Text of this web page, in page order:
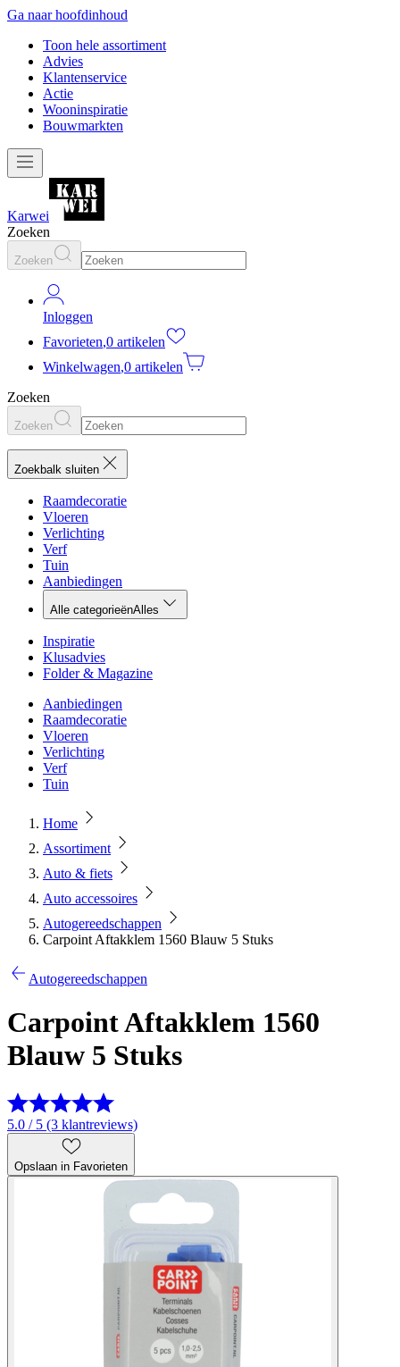
Ga naar hoofdinhoud
Toon hele assortiment
Advies
Klantenservice
Actie
Wooninspiratie
Bouwmarkten
Karwei
Zoeken
Zoeken
Inloggen
Favorieten,0 artikelen
Winkelwagen,0 artikelen
Zoeken
Zoeken
Zoekbalk sluiten
Raamdecoratie
Vloeren
Verlichting
Verf
Tuin
Aanbiedingen
Alle categorieënAlles
Inspiratie
Klusadvies
Folder & Magazine
Aanbiedingen
Raamdecoratie
Vloeren
Verlichting
Verf
Tuin
Home
Assortiment
Auto & fiets
Auto accessoires
Autogereedschappen
Carpoint Aftakklem 1560 Blauw 5 Stuks
Autogereedschappen
Carpoint Aftakklem 1560
Blauw 5 Stuks
5.0 / 5 (3 klantreviews)
Opslaan in Favorieten